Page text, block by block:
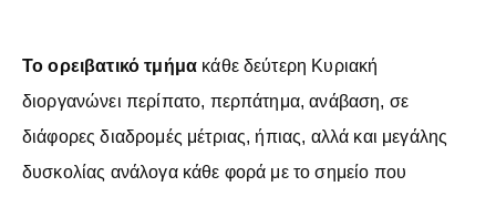
Το ορειβατικό τμήμα κάθε δεύτερη Κυριακή
διοργανώνει περίπατο, περπάτημα, ανάβαση, σε
διάφορες διαδρομές μέτριας, ήπιας, αλλά και μεγάλης
δυσκολίας ανάλογα κάθε φορά με το σημείο που